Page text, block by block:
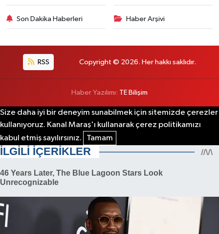
Son Dakika Haberleri Haber Arşivi
RSS Copyright © 2026. Her hakkı saklıdır.
Haber Yazılımı: TE Bilişim
Size daha iyi bir deneyim sunabilmek için sitemizde çerezler
kullanıyoruz. Kanal Maraş'ı kullanarak çerez politikamızı
kabul etmiş sayılırsınız.
Tamam